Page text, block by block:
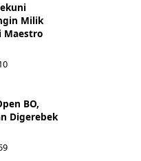
Milik
Maestro
BO,
Digerebek